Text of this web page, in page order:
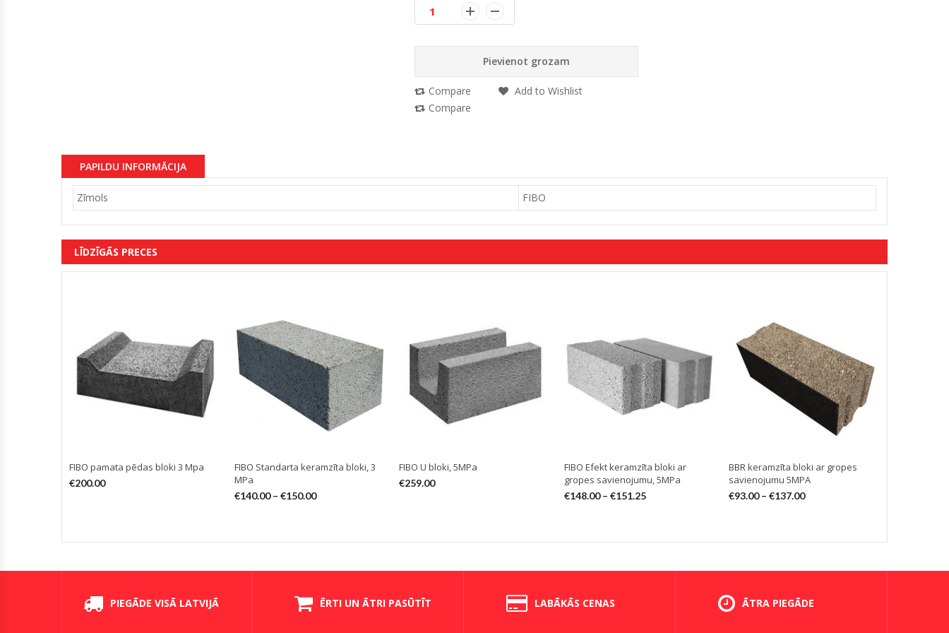
Pievienot grozam
Compare
Add to Wishlist
Compare
PAPILDU INFORMĀCIJA
Zīmols FIBO
LĪDZĪGĀS PRECES
FIBO pamata pēdas bloki 3 Mpa
€200.00
FIBO Standarta keramzīta bloki, 3
MPa
€140.00– €150.00
FIBO U bloki, 5MPa
€259.00
FIBO Efekt keramzīta bloki ar
gropes savienojumu, 5MPa
€148.00– €151.25
BBR keramzīta bloki ar gropes
savienojumu 5MPA
€93.00–€137.00
PIEGĀDE VISĀ LATVIJĀ ĒRTI UN ĀTRI PASŪTĪT LABĀKĀS CENAS ĀTRA PIEGĀDE